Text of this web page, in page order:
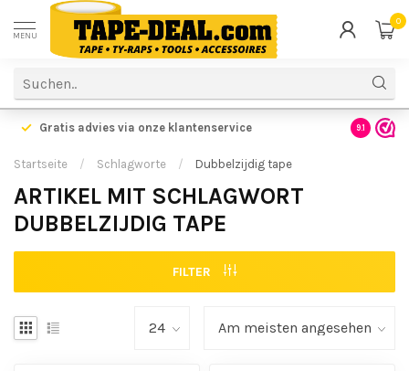
MENU
0
Gratis advies via onze klantenservice 9.1
Startseite / Schlagworte / Dubbelzijdig tape
ARTIKEL MIT SCHLAGWORT
DUBBELZIJDIG TAPE
FILTER